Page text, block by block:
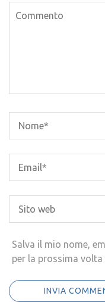
Salva il mio nome,
per la prossima